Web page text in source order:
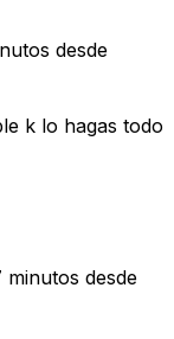
desde
k lo hagas todo
minutos desde